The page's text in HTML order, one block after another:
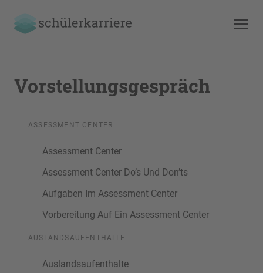
Vorstellungsgespräch
ASSESSMENT CENTER
Assessment Center
Assessment Center Do’s Und Don’ts
Aufgaben Im Assessment Center
Vorbereitung Auf Ein Assessment Center
AUSLANDSAUFENTHALTE
Auslandsaufenthalte